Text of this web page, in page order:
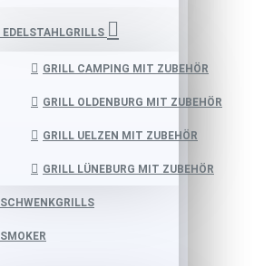
EDELSTAHLGRILLS
GRILL CAMPING MIT ZUBEHÖR
GRILL OLDENBURG MIT ZUBEHÖR
GRILL UELZEN MIT ZUBEHÖR
GRILL LÜNEBURG MIT ZUBEHÖR
SCHWENKGRILLS
SMOKER